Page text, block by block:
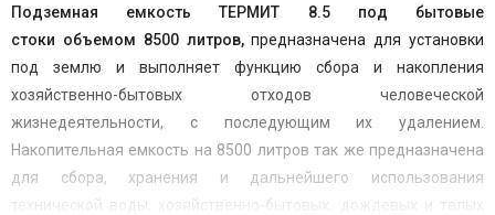
Подземная емкость ТЕРМИТ 8.5 под бытовые
стоки объемом 8500 литров,предназначена для установки
под землю и выполняет функцию сбора и накопления
хозяйственно-бытовых отходов человеческой
жизнедеятельности, с последующим их удалением.
Накопительная емкость на 8500 литров так же предназначена
для сбора, хранения и дальнейшего использования
технической воды, хозяйственно-бытовых, дождевых и талых